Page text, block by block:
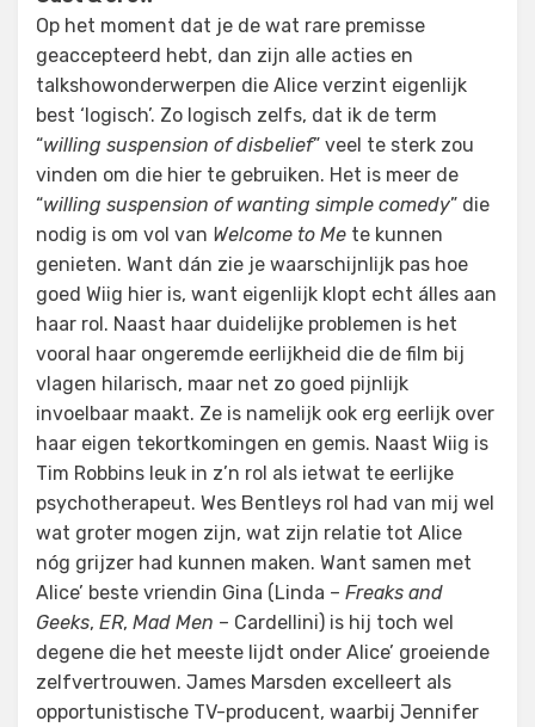
Op het moment dat je de wat rare premisse
geaccepteerd hebt, dan zijn alle acties en
talkshowonderwerpen die Alice verzint eigenlijk
best ‘logisch’. Zo logisch zelfs, dat ik de term
“willing suspension of disbelief” veel te sterk zou
vinden om die hier te gebruiken. Het is meer de
“willing suspension of wanting simple comedy” die
nodig is om vol van Welcome to Me te kunnen
genieten. Want dán zie je waarschijnlijk pas hoe
goed Wiig hier is, want eigenlijk klopt echt álles aan
haar rol. Naast haar duidelijke problemen is het
vooral haar ongeremde eerlijkheid die de film bij
vlagen hilarisch, maar net zo goed pijnlijk
invoelbaar maakt. Ze is namelijk ook erg eerlijk over
haar eigen tekortkomingen en gemis. Naast Wiig is
Tim Robbins leuk in z’n rol als ietwat te eerlijke
psychotherapeut. Wes Bentleys rol had van mij wel
wat groter mogen zijn, wat zijn relatie tot Alice
nóg grijzer had kunnen maken. Want samen met
Alice’ beste vriendin Gina (Linda – Freaks and
Geeks, ER, Mad Men – Cardellini) is hij toch wel
degene die het meeste lijdt onder Alice’ groeiende
zelfvertrouwen. James Marsden excelleert als
opportunistische TV-producent, waarbij Jennifer